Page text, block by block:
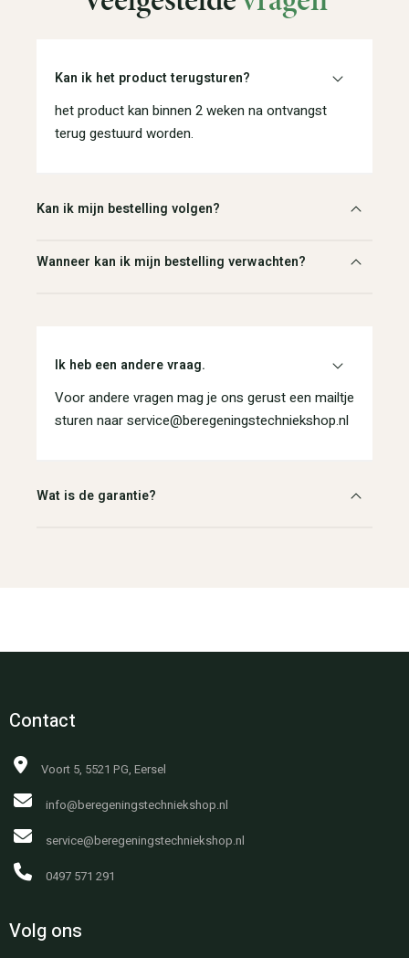
Kan ik het product terugsturen?
het product kan binnen 2 weken na ontvangst
terug gestuurd worden.
Kan ik mijn bestelling volgen?
Wanneer kan ik mijn bestelling verwachten?
Ik heb een andere vraag.
Voor andere vragen mag je ons gerust een mailtje
sturen naar service@beregeningstechniekshop.nl
Wat is de garantie?
Contact
Voort 5, 5521 PG, Eersel
info@beregeningstechniekshop.nl
service@beregeningstechniekshop.nl
0497 571 291
Volg ons